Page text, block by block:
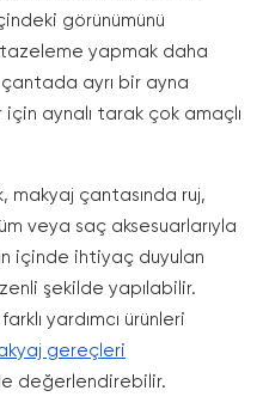
görünümünü
tazeleme yapmak daha
ayrı bir ayna
için aynalı tarak çok amaçlı
makyaj çantasında ruj,
veya saç aksesuarlarıyla
içinde ihtiyaç duyulan
şekilde yapılabilir.
yardımcı ürünleri
gereçleri
değerlendirebilir.